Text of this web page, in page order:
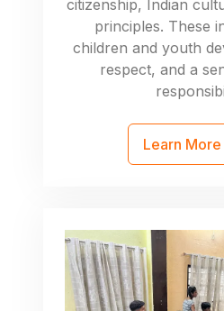
citizenship, Indian
principles. These
children and youth
respect, and a
Learn More